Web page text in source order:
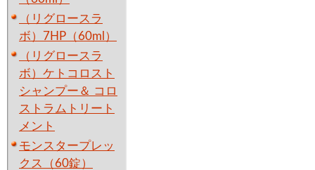
（リグロースラ
ボ）7HP（60ml）
（リグロースラ
ボ）ケトコロスト
シャンプー＆ コロ
ストラムトリート
メント
モンスタープレッ
クス（60錠）